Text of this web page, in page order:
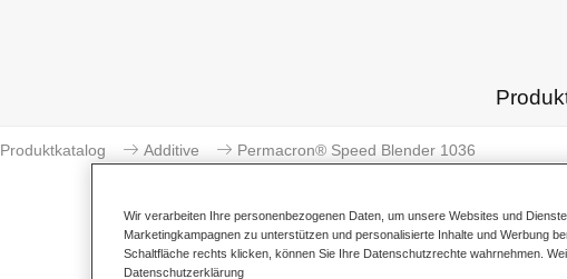
Produktkatalog Additive Permacron® Speed Blender 1036
Wir verarbeiten Ihre personenbezogenen Daten, um unsere Websites und
Marketingkampagnen zu unterstützen und personalisierte Inhalte und Werbung
Schaltfläche rechts klicken, können Sie Ihre Datenschutzrechte wahrnehmen.
Datenschutzerklärung